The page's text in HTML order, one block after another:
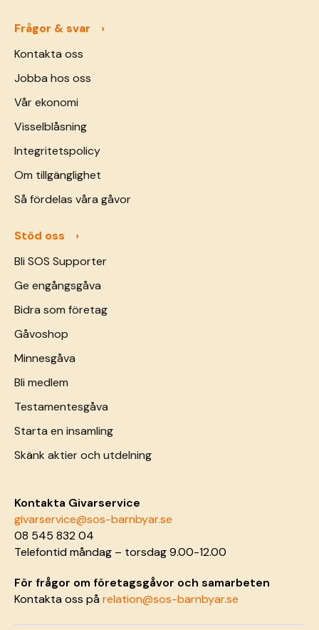
Frågor & svar
Kontakta oss
Jobba hos oss
Vår ekonomi
Visselblåsning
Integritetspolicy
Om tillgänglighet
Så fördelas våra gåvor
Stöd oss
Bli SOS Supporter
Ge engångsgåva
Bidra som företag
Gåvoshop
Minnesgåva
Bli medlem
Testamentesgåva
Starta en insamling
Skänk aktier och utdelning
Kontakta Givarservice
givarservice@sos-barnbyar.se
08 545 832 04
Telefontid måndag – torsdag 9.00-12.00
För frågor om företagsgåvor och samarbeten
Kontakta oss pårelation@sos-barnbyar.se